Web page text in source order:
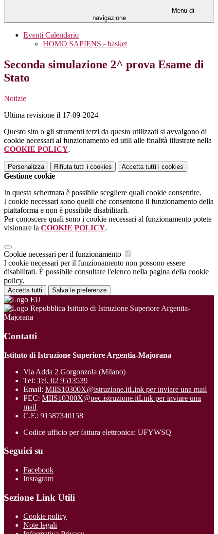
Menu di
navigazione
Eventi Calendario
HOMO SAPIENS - basket
Seconda simulazione 2^ prova Esame di
Stato
Notizie
Ultima revisione il 17-09-2024
Questo sito o gli strumenti terzi da questo utilizzati si avvalgono di
cookie necessari al funzionamento ed utili alle finalità illustrate nella
COOKIE POLICY.
Personalizza Rifiuta tutti i cookies Accetta tutti i cookies
Gestione cookie
In questa schermata è possibile scegliere quali cookie consentire.
I cookie necessari sono quelli che consentono il funzionamento della
piattaforma e non è possibile disabilitarli.
Per conoscere quali sono i cookie necessari al funzionamento potete
visionare la COOKIE POLICY.
Cookie necessari per il funzionamento
I cookie necessari per il funzionamento non possono essere
disabilitati. È possibile consultare l'elenco nella pagina della cookie
policy.
Accetta tutti Salva le preferenze
Istituto di Istruzione Superiore Argentia-
Majorana
Contatti
Istituto di Istruzione Superiore Argentia-Majorana
Via Adda 2 Gorgonzola (Milano)
Tel: Tel. 02 9513539
Email: MIIS10300X@istruzione.itLink per inviare una mail
PEC: MIIS10300X@pec.istruzione.itLink per inviare una
mail
C.F.: 91587340158
Codice ufficio per fattura elettronica: UFYWSQ
Seguici su
Facebook
Instagram
Sezione Link Utili
Cookie policy
Note legali